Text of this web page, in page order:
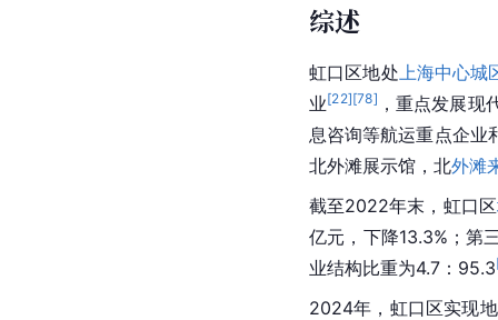
综述
虹口区地处 上海中心城
业[22][78] ，重点发展现
息咨询等航运重点企业
北外滩展示馆，北外滩
截至2022年末，虹口区
亿元，下降13.3%；第
业结构比重为4.7：95.3
2024年，虹口区实现